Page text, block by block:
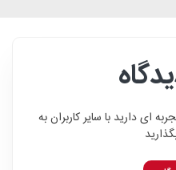
ای دارید با سایر کاربران به